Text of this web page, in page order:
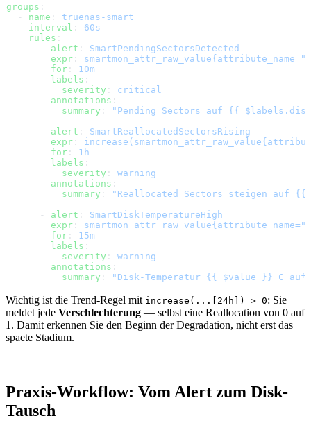
groups :
  -
name : truenas-smart
    interval
: 60s
    rules
:
      -
alert : SmartPendingSectorsDetected
        expr
:
        for
: 10m
        labels
:
          severity
: critical
        annotations
:
          summary
:
"Pending Sectors auf {{
      -
alert : SmartReallocatedSectorsRising
        expr
:
        for
: 1h
        labels
:
          severity
: warning
        annotations
:
          summary
:
"Reallocated Sectors steigen auf
      -
alert : SmartDiskTemperatureHigh
        expr
:
        for
: 15m
        labels
:
          severity
: warning
        annotations
:
          summary
: "Disk-Temperatur {{ $value }} C
Wichtig ist die Trend-Regel mit increase(...[24h]) > 0: Sie
meldet jede Verschlechterung — selbst eine Reallocation von 0 auf
1. Damit erkennen Sie den Beginn der Degradation, nicht erst das
spaete Stadium.
Praxis-Workflow: Vom Alert zum Disk-
Tausch